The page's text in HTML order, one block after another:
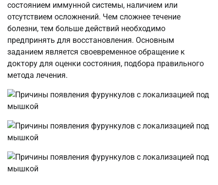
состоянием иммунной системы, наличием или
отсутствием осложнений. Чем сложнее течение
болезни, тем больше действий необходимо
предпринять для восстановления. Основным
заданием является своевременное обращение к
доктору для оценки состояния, подбора правильного
метода лечения.